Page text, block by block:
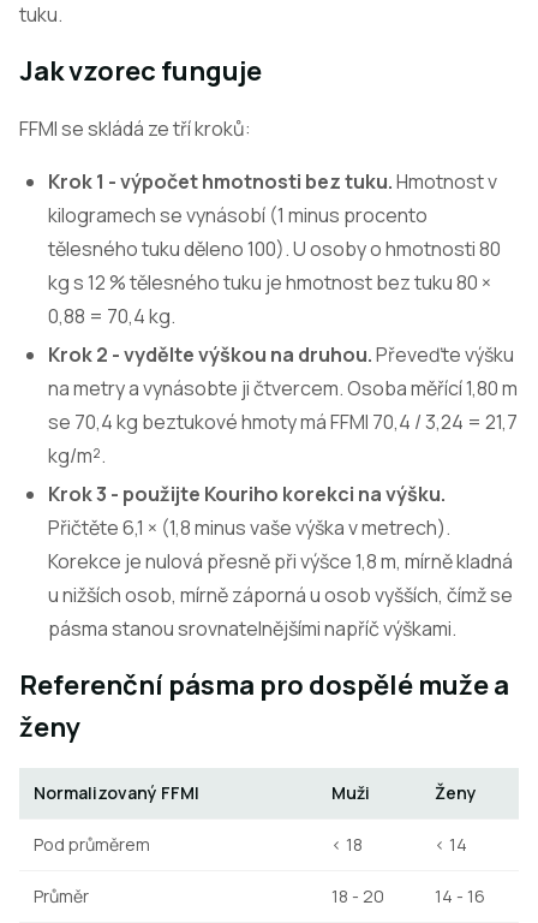
tuku.
Jak vzorec funguje
FFMI se skládá ze tří kroků:
Krok 1 - výpočet hmotnosti bez tuku.Hmotnost v
kilogramech se vynásobí (1 minus procento
tělesného tuku děleno 100). U osoby o hmotnosti 80
kg s 12 % tělesného tuku je hmotnost bez tuku 80 ×
0,88 = 70,4 kg.
Krok 2 - vydělte výškou na druhou.Převeďte výšku
na metry a vynásobte ji čtvercem. Osoba měřící 1,80 m
se 70,4 kg beztukové hmoty má FFMI 70,4 / 3,24 = 21,7
kg/m².
Krok 3 - použijte Kouriho korekci na výšku.
Přičtěte 6,1 × (1,8 minus vaše výška v metrech).
Korekce je nulová přesně při výšce 1,8 m, mírně kladná
u nižších osob, mírně záporná u osob vyšších, čímž se
pásma stanou srovnatelnějšími napříč výškami.
Referenční pásma pro dospělé muže a
ženy
Normalizovaný FFMI Muži Ženy
Pod průměrem < 18 < 14
Průměr 18 - 20 14 - 16